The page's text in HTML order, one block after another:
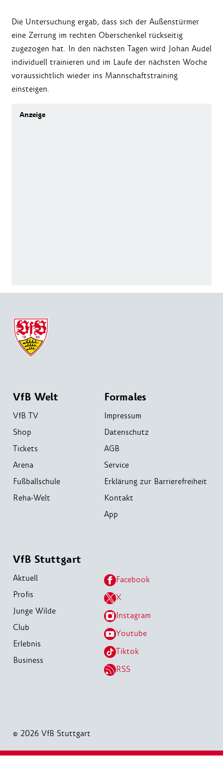
Die Untersuchung ergab, dass sich der Außenstürmer
eine Zerrung im rechten Oberschenkel rückseitig
zugezogen hat. In den nächsten Tagen wird Johan Audel
individuell trainieren und im Laufe der nächsten Woche
voraussichtlich wieder ins Mannschaftstraining
einsteigen.
VfB Welt
VfB TV
Shop
Tickets
Arena
Fußballschule
Reha-Welt
Formales
Impressum
Datenschutz
AGB
Service
Erklärung zur Barrierefreiheit
Kontakt
App
VfB Stuttgart
Aktuell
Profis
Junge Wilde
Club
Erlebnis
Business
Facebook
X
Instagram
Youtube
Tiktok
RSS
© 2026 VfB Stuttgart